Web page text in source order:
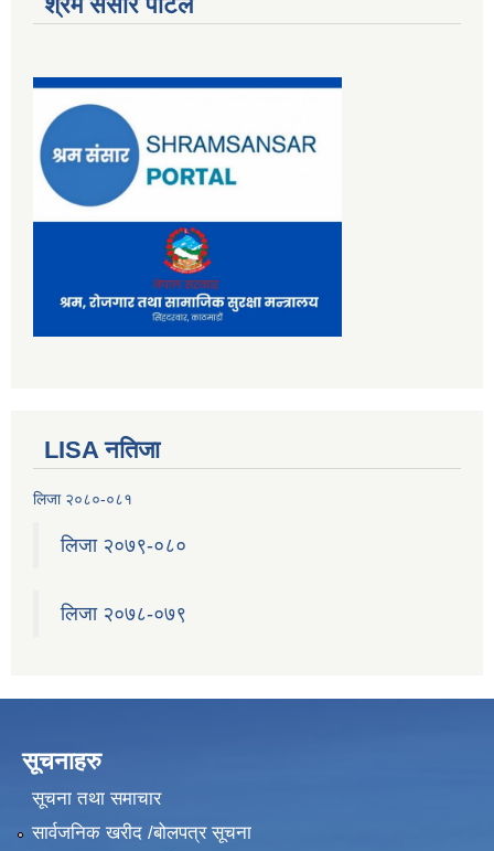
LISA नतिजा
लिजा २०८०-०८१
लिजा २०७९-०८०
लिजा २०७८-०७९
सूचनाहरु
सूचना तथा समाचार
सार्वजनिक खरीद /बोलपत्र सूचना